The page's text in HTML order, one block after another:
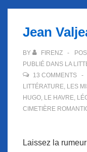
Jean
BY FIRENZ
PUBLIÉ DANS LA
13 COMMENTS
LITTÉRATURE, LES
HUGO, LE HAVRE,
CIMETIÈRE
Laissez la